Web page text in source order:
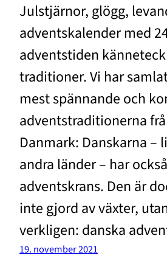
Julstjärnor, glögg,
adventskalender med
adventstiden
traditioner. Vi har
mest spännande och
adventstraditionerna
Danmark: Danskarna –
andra länder – har
adventskrans. Den är
inte gjord av växter,
verkligen: danska
19. november 2021